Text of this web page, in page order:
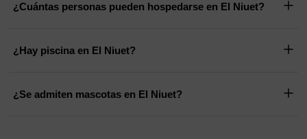
¿Cuántas personas pueden hospedarse en El Niuet?
¿Hay piscina en El Niuet?
¿Se admiten mascotas en El Niuet?